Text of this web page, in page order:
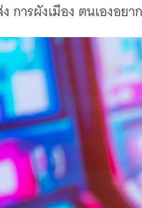
การผังเมือง ตนเองอ